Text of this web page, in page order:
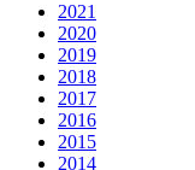
2021
2020
2019
2018
2017
2016
2015
2014